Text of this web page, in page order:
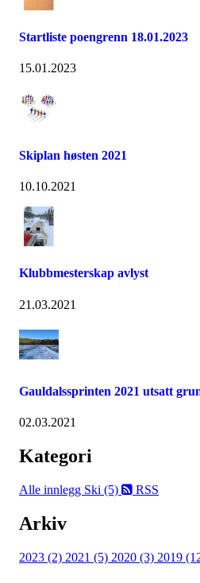
Startliste poengrenn 18.01.2023
15.01.2023
Skiplan høsten 2021
10.10.2021
Klubbmesterskap avlyst
21.03.2021
Gauldalssprinten 2021 utsatt
02.03.2021
Kategori
Alle innlegg Ski (5) RSS
Arkiv
2023 (2) 2021 (5) 2020 (3) 2019